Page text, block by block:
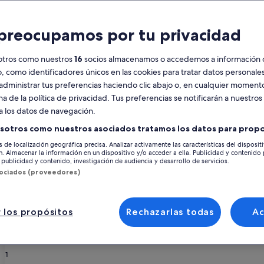
Tus
actuales
son
August
de
2026
y
de
2026.
lun.lunesmar.martes
mié.miércoles
jue.jueves
vie.viernes
sáb.sábado
dom.domingo
3 4 5 6 7 8 9
10 11 12 13
22
29 30
31
lun.lunesmar.
7 8 9
21 22
28 29
L'Horta Sud, entre otros alquileres vacacionales, ¡y elige el sitio
tu mascota, tendréis a vuestro alcance todos los servicios que os
hallarás uno que se adapte a tus preferencias, incluidas opciones
Sud
por tu privacidad
como nuestros16 socios almacenamos o accedemos a información
como identificadores únicos en las cookies para tratar datos
tus preferencias haciendo clic abajo o, en cualquier
de la política de privacidad. Tus preferencias se notificarán a nuestros
los datos de navegación.
como nuestros asociados tratamos los datos para
de localización geográfica precisa. Analizar activamente las características del
Almacenar la información en un dispositivo y/o acceder a ella. Publicidad y contenido
y contenido, investigación de audiencia y desarrollo de servicios.
(proveedores)
los propósitos Rechazarlas todas